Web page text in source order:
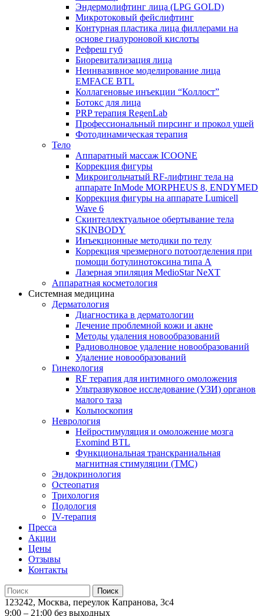
Эндермолифтинг лица (LPG GOLD)
Микротоковый фейслифтинг
Контурная пластика лица филлерами на
основе гиалуроновой кислоты
Рефреш губ
Биоревитализация лица
Неинвазивное моделирование лица
EMFACE BTL
Коллагеновые инъекции “Коллост”
Ботокс для лица
PRP терапия RegenLab
Профессиональный пирсинг и прокол ушей
Фотодинамическая терапия
Тело
Аппаратный массаж ICOONE
Коррекция фигуры
Микроигольчатый RF-лифтинг тела на
аппарате InMode MORPHEUS 8, ENDYMED
Коррекция фигуры на аппарате Lumicell
Wave 6
Скинтеллектуальное обертывание тела
SKINBODY
Инъекционные методики по телу
Коррекция чрезмерного потоотделения при
помощи ботулинотоксина типа А
Лазерная эпиляция MedioStar NeXT
Аппаратная косметология
Системная медицина
Дерматология
Диагностика в дерматологии
Лечение проблемной кожи и акне
Методы удаления новообразований
Радиоволновое удаление новообразований
Удаление новообразований
Гинекология
RF терапия для интимного омоложения
Ультразвуковое исследование (УЗИ) органов
малого таза
Кольпоскопия
Неврология
Нейростимуляция и омоложение мозга
Exomind BTL
Функциональная транскраниальная
магнитная стимуляции (ТМС)
Эндокринология
Остеопатия
Трихология
Подология
IV-терапия
Пресса
Акции
Цены
Отзывы
Контакты
123242, Москва, переулок Капранова, 3с4
9:00 – 21:00 без выходных